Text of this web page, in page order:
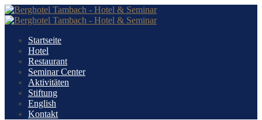
Startseite
Hotel
Restaurant
Seminar Center
Aktivitäten
Stiftung
English
Kontakt